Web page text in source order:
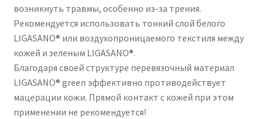
возникнуть травмы, особенно из-за трения.
Рекомендуется использовать тонкий слой белого
LIGASANO® или воздухопроницаемого текстиля между
кожей и зеленым LIGASANO®.
Благодаря своей структуре перевязочный материал
LIGASANO® green эффективно противодействует
мацерации кожи. Прямой контакт с кожей при этом
применении не рекомендуется!